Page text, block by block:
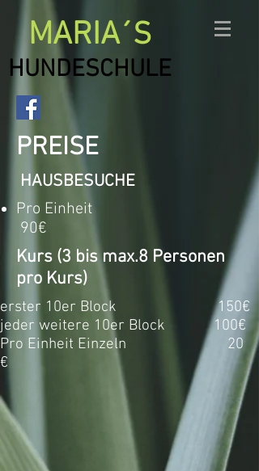
MARIA´S
HUNDESCHULE
PREISE
HAUSBESUCHE
Pro Einheit
90€
Kurs (3 bis max.8 Personen
pro Kurs)
erster 10er Block150€
jeder weitere 10er Block
100€
Pro Einheit Einzeln
20
€